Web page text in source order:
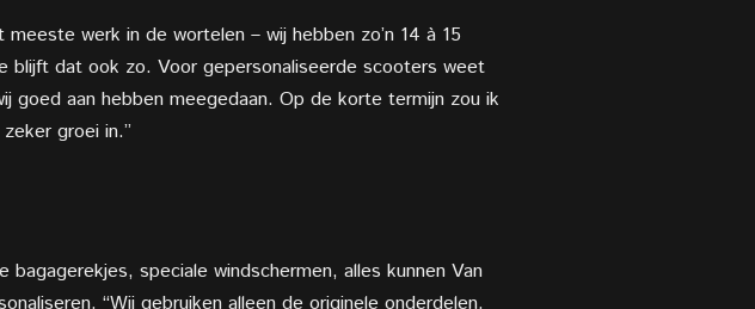
werk in de wortelen – wij hebben zo’n 14 à 15
blijft dat ook zo. Voor gepersonaliseerde scooters weet
goed aan hebben meegedaan. Op de korte termijn zou ik
groei in.”
speciale windschermen, alles kunnen Van